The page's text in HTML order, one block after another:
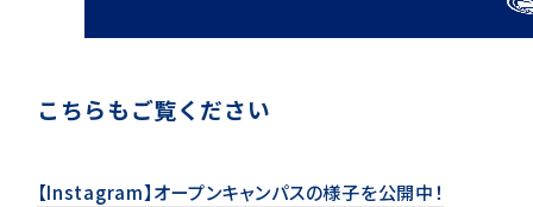
こちらもご覧ください
【Instagram】オープンキャンパスの様子を公開中！